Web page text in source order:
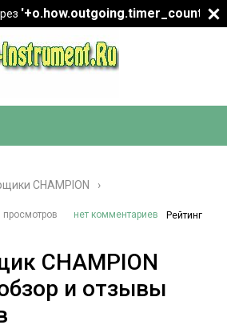
CHAMPION
просмотров нет комментариев Рейтинг
CHAMPION
и отзывы
'+o.how.outgoing.timer_count+"